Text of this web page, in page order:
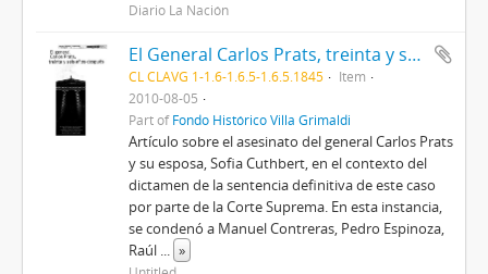
Diario La Nación
El General Carlos Prats, treinta y seis años después.
CL CLAVG 1-1.6-1.6.5-1.6.5.1845
Item
2010-08-05
Part ofFondo Histórico Villa Grimaldi
Artículo sobre el asesinato del general Carlos Prats
y su esposa, Sofia Cuthbert, en el contexto del
dictamen de la sentencia definitiva de este caso
por parte de la Corte Suprema. En esta instancia,
se condenó a Manuel Contreras, Pedro Espinoza,
Raúl ... »